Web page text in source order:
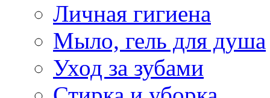
Личная гигиена
Мыло, гель для душа
Уход за зубами